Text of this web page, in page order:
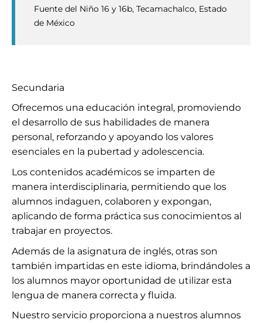
Fuente del Niño 16 y 16b, Tecamachalco, Estado
de México
Secundaria
Ofrecemos una educación integral, promoviendo
el desarrollo de sus habilidades de manera
personal, reforzando y apoyando los valores
esenciales en la pubertad y adolescencia.
Los contenidos académicos se imparten de
manera interdisciplinaria, permitiendo que los
alumnos indaguen, colaboren y expongan,
aplicando de forma práctica sus conocimientos al
trabajar en proyectos.
Además de la asignatura de inglés, otras son
también impartidas en este idioma, brindándoles a
los alumnos mayor oportunidad de utilizar esta
lengua de manera correcta y fluida.
Nuestro servicio proporciona a nuestros alumnos